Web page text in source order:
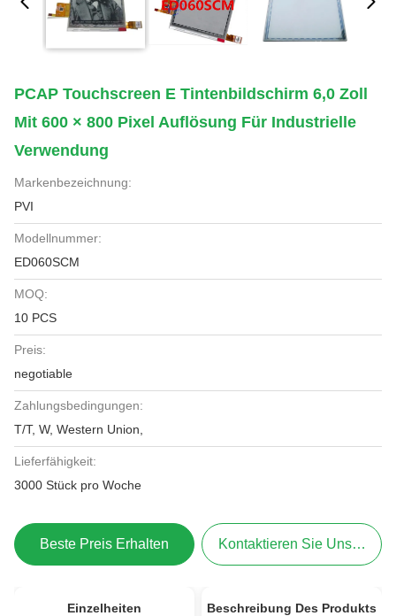
PCAP Touchscreen E Tintenbildschirm 6,0 Zoll
Mit 600 × 800 Pixel Auflösung Für Industrielle
Verwendung
Markenbezeichnung:
PVI
Modellnummer:
ED060SCM
MOQ:
10 PCS
Preis:
negotiable
Zahlungsbedingungen:
T/T, W, Western Union,
Lieferfähigkeit:
3000 Stück pro Woche
Beste Preis Erhalten Kontaktieren Sie Uns Jetzt
Einzelheiten Beschreibung Des Produkts